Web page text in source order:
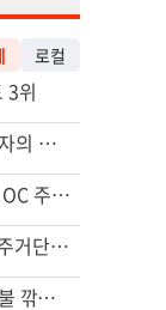
로컬
3위
“로또, 이 번호 찍지 마라” 물리학자의 당첨금 높이는 비밀
“전쟁터 같았다”…테슬라 충돌로 OC 주택 4채 파손
부에나파크 한인타운에 281유닛 주거단지 들어선다
40만명 SSI<생활보조금> 월 331불 깎이나